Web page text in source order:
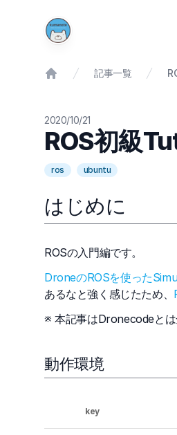
記事一覧
2020/10/21
ROS初級
ros ubuntu
はじめに
ROSの入門編です。
DroneのROSを使った
あるなと強く感じたため、
※ 本記事はDronecodeとは
動作環境
key